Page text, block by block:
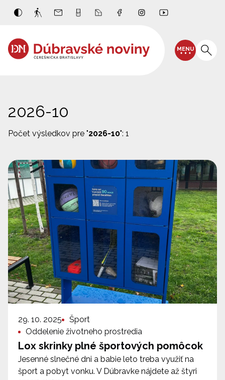
MENU
2026-10
Počet výsledkov pre "2026-10": 1
29. 10. 2025
Šport
Oddelenie životneho prostredia
Lox skrinky plné športových pomôcok
Jesenné slnečné dni a babie leto treba využiť na
šport a pobyt vonku. V Dúbravke nájdete až štyri